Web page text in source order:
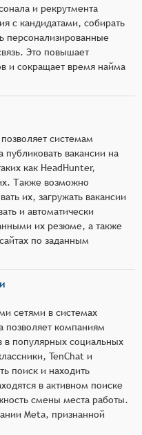
и рекрутмента
с кандидатами, собирать
персонализированные
Это повышает
и сокращает время найма
системам
вакансии на
как HeadHunter,
Также возможно
их, загружать вакансии
и автоматически
их резюме, а также
по заданным
сетями в системах
позволяет компаниям
в популярных социальных
TenChat и
поиск и находить
в активном поиске
смены места работы.
Meta, признанной